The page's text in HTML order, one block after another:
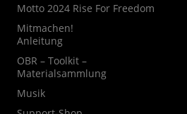
Motto 2024 Rise For Freedom
Mitmachen!
Anleitung
OBR – Toolkit –
Materialsammlung
Musik